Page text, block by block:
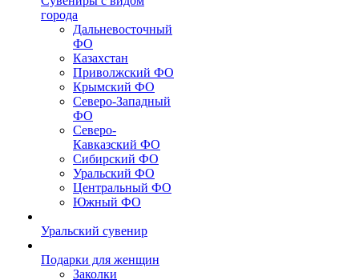
города
Дальневосточный
ФО
Казахстан
Приволжский ФО
Крымский ФО
Северо-Западный
ФО
Северо-
Кавказский ФО
Сибирский ФО
Уральский ФО
Центральный ФО
Южный ФО
Уральский сувенир
Подарки для женщин
Заколки